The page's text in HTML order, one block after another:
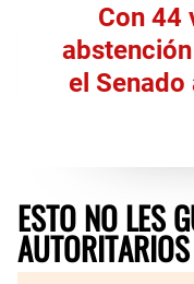
Con 44
el
ESTO NO LES
AUTORITARIOS